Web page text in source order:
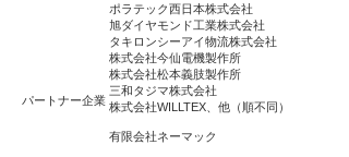
​パートナー企業
ポラテック西日本株式会社
旭ダイヤモンド工業株式会社
タキロンシーアイ物流株式会社
株式会社今仙電機製作所
株式会社松本義肢製作所
三和タジマ株式会社
株式会社WILLTEX、他（順不同）
有限会社ネーマック